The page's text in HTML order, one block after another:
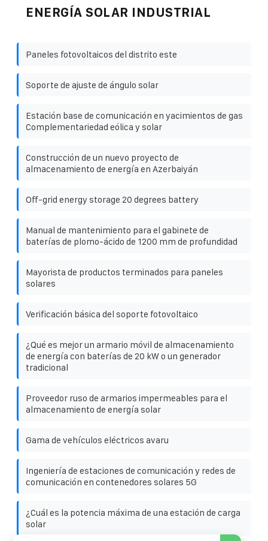
ENERGÍA SOLAR INDUSTRIAL
Paneles fotovoltaicos del distrito este
Soporte de ajuste de ángulo solar
Estación base de comunicación en yacimientos de gas
Complementariedad eólica y solar
Construcción de un nuevo proyecto de
almacenamiento de energía en Azerbaiyán
Off-grid energy storage 20 degrees battery
Manual de mantenimiento para el gabinete de
baterías de plomo-ácido de 1200 mm de profundidad
Mayorista de productos terminados para paneles
solares
Verificación básica del soporte fotovoltaico
¿Qué es mejor un armario móvil de almacenamiento
de energía con baterías de 20 kW o un generador
tradicional
Proveedor ruso de armarios impermeables para el
almacenamiento de energía solar
Gama de vehículos eléctricos avaru
Ingeniería de estaciones de comunicación y redes de
comunicación en contenedores solares 5G
¿Cuál es la potencia máxima de una estación de carga
solar